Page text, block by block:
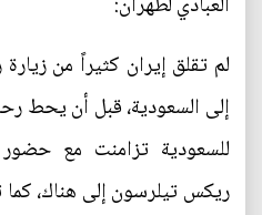
لم تقلق إيران كثيراً من
إلى السعودية، قبل أن يحط
للسعودية تزامنت مع حضور
ريكس تيلرسون إلى هناك، كما